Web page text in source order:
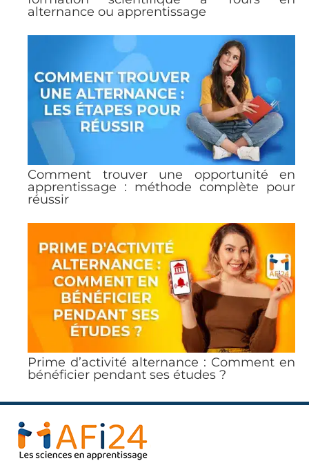
alternance ou apprentissage
Comment trouver une opportunité en
apprentissage : méthode complète pour
réussir
Prime d’activité alternance : Comment en
bénéficier pendant ses études ?